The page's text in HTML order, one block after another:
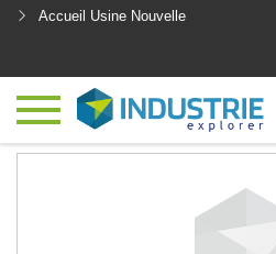
Accueil Usine Nouvelle